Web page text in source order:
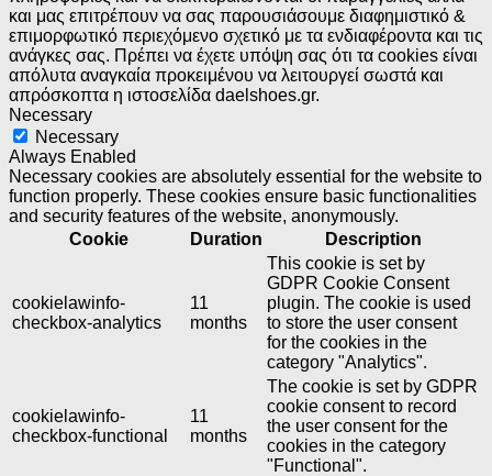
και μας επιτρέπουν να σας παρουσιάσουμε διαφημιστικό &
επιμορφωτικό περιεχόμενο σχετικό με τα ενδιαφέροντα και τις
ανάγκες σας. Πρέπει να έχετε υπόψη σας ότι τα cookies είναι
απόλυτα αναγκαία προκειμένου να λειτουργεί σωστά και
απρόσκοπτα η ιστοσελίδα daelshoes.gr.
Necessary
Necessary
Always Enabled
Necessary cookies are absolutely essential for the website to
function properly. These cookies ensure basic functionalities
and security features of the website, anonymously.
Cookie
Duration Description
cookielawinfo-
checkbox-analytics
11
months
This cookie is set by
GDPR Cookie Consent
plugin. The cookie is used
to store the user consent
for the cookies in the
category "Analytics".
cookielawinfo-
checkbox-functional
11
months
The cookie is set by GDPR
cookie consent to record
the user consent for the
cookies in the category
"Functional".